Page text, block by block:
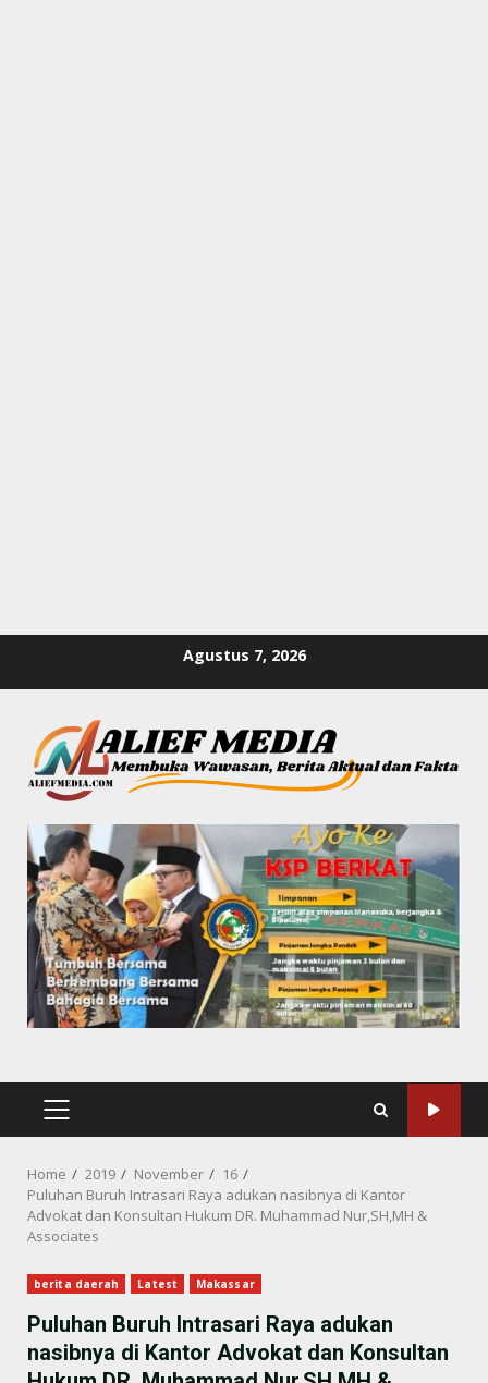
Agustus 7, 2026
PRIMARY
Home 2019 November
16
Puluhan Buruh Intrasari Raya adukan nasibnya di Kantor
Advokat dan Konsultan Hukum DR. Muhammad Nur,SH,MH &
Associates
berita daerah Latest Makassar
Puluhan Buruh Intrasari Raya adukan
nasibnya di Kantor Advokat dan Konsultan